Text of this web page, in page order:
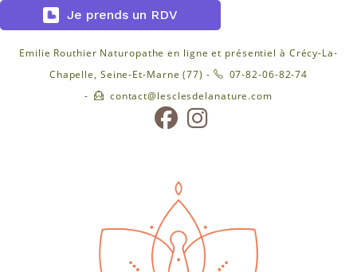
Je prends un RDV
Emilie Routhier Naturopathe en ligne et présentiel à Crécy-La-
Chapelle, Seine-Et-Marne (77) -
07-82-06-82-74
-
contact@lesclesdelanature.com